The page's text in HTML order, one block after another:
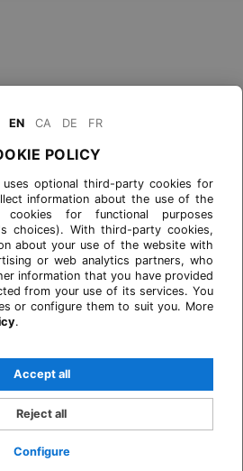
EN CA DE FR
POLICY
uses optional third-party cookies for
information about the use of the
for functional purposes
choices). With third-party cookies,
about your use of the website with
or web analytics partners, who
information that you have provided
from your use of its services. You
or configure them to suit you. More
.
Configure
Reject all
Accept all